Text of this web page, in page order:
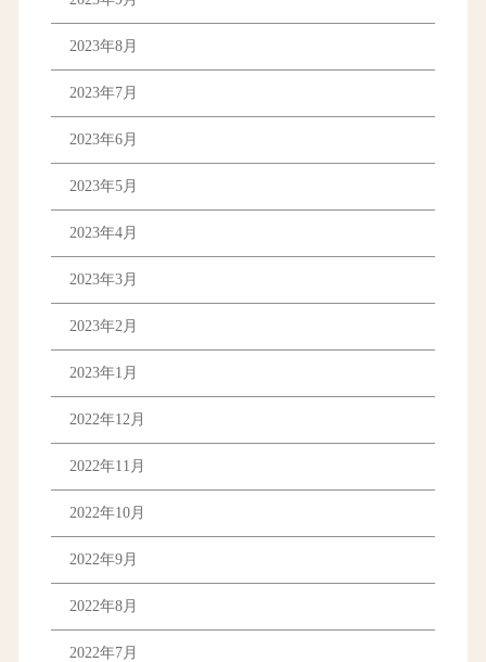
2023年8月
2023年7月
2023年6月
2023年5月
2023年4月
2023年3月
2023年2月
2023年1月
2022年12月
2022年11月
2022年10月
2022年9月
2022年8月
2022年7月